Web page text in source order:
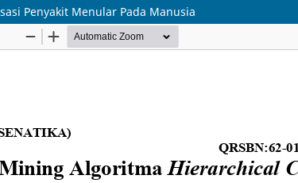
Penyakit Menular Pada Manusia